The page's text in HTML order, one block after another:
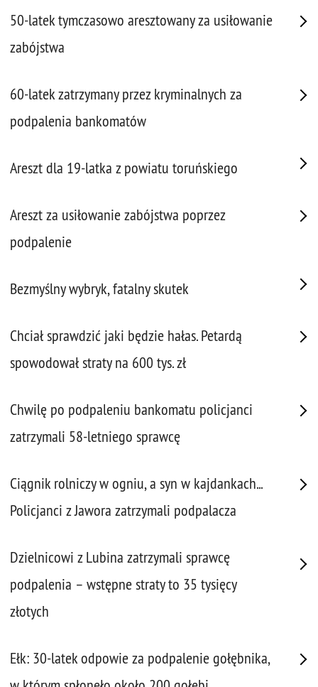
50-latek tymczasowo aresztowany za usiłowanie
zabójstwa
60-latek zatrzymany przez kryminalnych za
podpalenia bankomatów
Areszt dla 19-latka z powiatu toruńskiego
Areszt za usiłowanie zabójstwa poprzez
podpalenie
Bezmyślny wybryk, fatalny skutek
Chciał sprawdzić jaki będzie hałas. Petardą
spowodował straty na 600 tys. zł
Chwilę po podpaleniu bankomatu policjanci
zatrzymali 58-letniego sprawcę
Ciągnik rolniczy w ogniu, a syn w kajdankach...
Policjanci z Jawora zatrzymali podpalacza
Dzielnicowi z Lubina zatrzymali sprawcę
podpalenia – wstępne straty to 35 tysięcy
złotych
Ełk: 30-latek odpowie za podpalenie gołębnika,